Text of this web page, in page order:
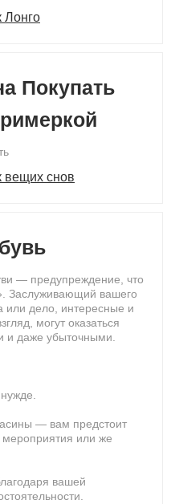
Лонго
Покупать
вещих снов
— предупреждение, что
Заслуживающий вашего
или дело, интересные и
могут оказаться
и даже убыточными.
— вам предстоит
мероприятия или же
вашей